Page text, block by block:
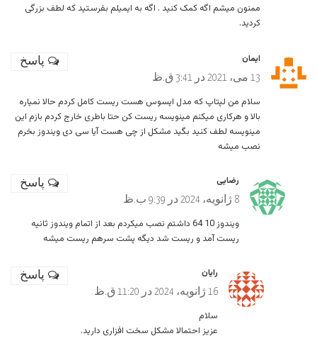
ممنون میشم اگه کمک کنید . اگه به ایمیلم بفرستید که لطف بزرگی
کردید.
ایمان
13 می، 2021 در 3:41 ق.ظ
سلام من لپتاپ که مدل ایسوس هست ریست کامل کردم حالا نمیاره
بالا و هرکاری میکنم مینویسه ریست کن حتا باطری خارج کردم بازم این
مینویسه لطف کنید بگید مشکل از چی هست آیا سی دی ویندوز بخرم
نصب میشه
پاسخ
رضایی
8 ژانویه، 2024 در 9:39 ب.ظ
ویندوز 10 64 داشتم نصب میکردم بعد از اتمام ویندوز ثانیه
ریست آمد و ریست شد دیگه پشت سرهم ریست میشه
پاسخ
رایان
16 ژانویه، 2024 در 11:20 ق.ظ
سلام
عزیز احتمالا مشکل سخت افزاری دارید.
پاسخ